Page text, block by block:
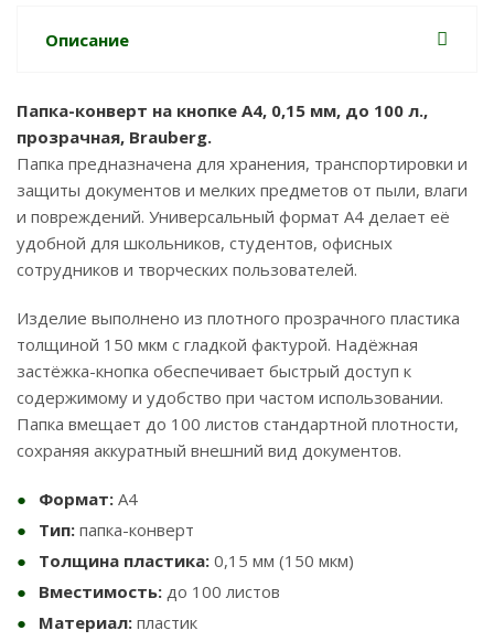
Описание
Папка-конверт на кнопке А4, 0,15 мм, до 100 л.,
прозрачная, Brauberg.
Папка предназначена для хранения, транспортировки и
защиты документов и мелких предметов от пыли, влаги
и повреждений. Универсальный формат А4 делает её
удобной для школьников, студентов, офисных
сотрудников и творческих пользователей.
Изделие выполнено из плотного прозрачного пластика
толщиной 150 мкм с гладкой фактурой. Надёжная
застёжка-кнопка обеспечивает быстрый доступ к
содержимому и удобство при частом использовании.
Папка вмещает до 100 листов стандартной плотности,
сохраняя аккуратный внешний вид документов.
Формат: А4
Тип: папка-конверт
Толщина пластика: 0,15 мм (150 мкм)
Вместимость: до 100 листов
Материал: пластик